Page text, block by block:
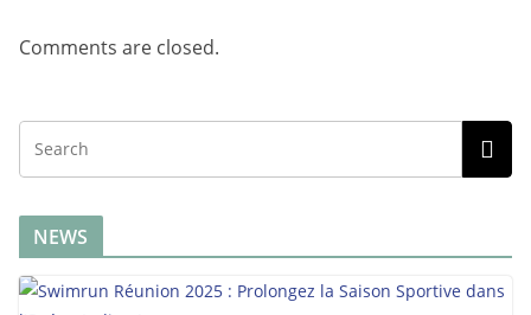
Comments are closed.
NEWS